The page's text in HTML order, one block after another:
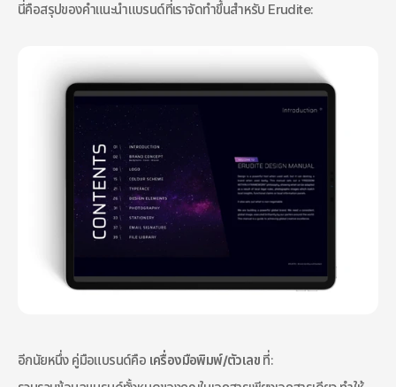
นี่คือสรุปของคำแนะนำแบรนด์ที่เราจัดทำขึ้นสำหรับ Erudite:
อีกนัยหนึ่ง คู่มือแบรนด์คือ เครื่องมือพิมพ์/ตัวเลข ที่: